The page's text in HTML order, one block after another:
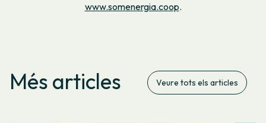
www.somenergia.coop.
Més articles Veure tots els articles